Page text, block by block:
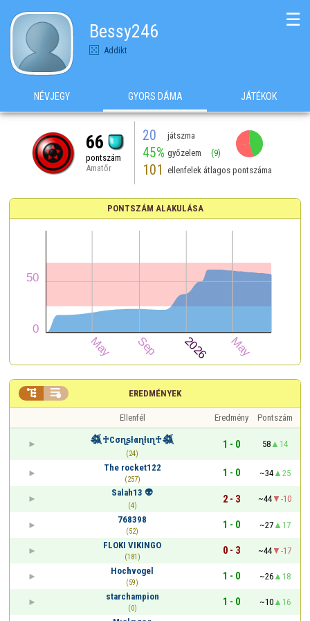
Bessy246
Addikt
☰
NÉVJEGY GYORS DÁMA JÁTÉKOK
66
pontszám
Amatőr
20 játszma
45% győzelem (9)
101 ellenfelek átlagos pontszáma
PONTSZÁM ALAKULÁSA
EREDMÉNYEK
 
Ellenfél Eredmény Pontszám
𒈒♰Cσɳʂƚαɳƚιɳ♰𒈒
(24)
1 - 0 58 14
The rocket122
(257)
1 - 0 ~34
25
Salah13 👽
(4)
2 - 3 ~44
-10
768398
(52)
1 - 0 ~27
17
FLOKI VIKINGO
(181)
0 - 3 ~44
-17
Hochvogel
(59)
1 - 0 ~26
18
starchampion
(0)
1 - 0 ~10
16